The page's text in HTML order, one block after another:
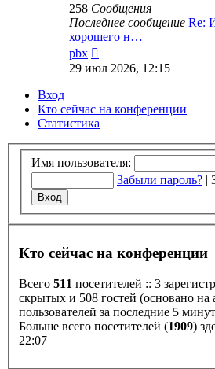
258 Сообщения
Последнее сообщение Re:
хорошего н…
pbx
к
последнему
29 июл 2026, 12:15
Вход
Кто сейчас на конференции
Статистика
Имя пользователя:
Забыли пароль? |
Кто сейчас на конференции
Всего 511 посетителей :: 3
скрытых и 508 гостей (основано на
пользователей за последние 5
Больше всего посетителей (1909)
22:07